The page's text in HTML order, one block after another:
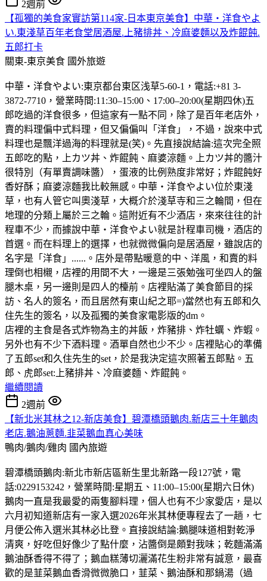
2週前
【孤獨的美食家實訪第114家-日本東京美食】中華・洋食やよ
い.東淺草百年老食堂居酒屋.上豬排丼、冷麻婆麵以及炸餛飩.
五郎打卡
關東-東京美食 國外旅遊
中華・洋食やよい:東京都台東区浅草5-60-1，電話:+81 3-
3872-7710，營業時間:11:30–15:00、17:00–20:00(星期四休)五
郎吃過的洋食很多，但這家有一點不同，除了是百年老店外，
賣的料理偏中式料理，但又偏偏叫「洋食」，不過，說來中式
料理也是飄洋過海的料理就是(笑)。先直接說結論:這次完全照
五郎吃的點，上カツ丼、炸餛飩、麻婆涼麵。上カツ丼的醬汁
很特別（有單賣調味醬），蛋液的比例熟度非常好；炸餛飩好
香好酥；麻婆涼麵我比較無感。中華・洋食やよい位於東淺
草，也有人管它叫奧淺草，大概介於淺草寺和三之輪間，但在
地理的分類上屬於三之輪。這附近有不少酒店，來來往往的計
程車不少，而據說中華・洋食やよい就是計程車司機，酒店的
首選。而在料理上的選擇，也就微微偏向是居酒屋，雖說店的
名字是「洋食」......。店外是帶點暖意的中、洋風，和賣的料
理倒也相櫬，店裡的用間不大，一邊是三張勉強可坐四人的盤
腿木桌，另一邊則是四人的檯前。店裡貼滿了美食節目的採
訪、名人的簽名，而且居然有東山紀之耶=)當然也有五郎和久
住先生的簽名，以及孤獨的美食家電影版的dm。
店裡的主食是各式炸物為主的丼飯，炸豬排、炸牡蠣、炸蝦。
另外也有不少下酒料理。酒單自然也少不少。店裡貼心的準備
了五郎set和久住先生的set，於是我決定這次照著五郎點。五
郎、虎郎set:上豬排丼、冷麻婆麵、炸餛飩。
繼續閱讀
2週前
【新北米其林之12-新店美食】碧潭橋頭鵝肉.新店三十年鵝肉
老店.鵝油蔥麵.韭菜鵝血真心美味
鴨肉/鵝肉/雞肉 國內旅遊
碧潭橋頭鵝肉:新北市新店區新生里北新路一段127號，電
話:0229153242，營業時間:星期五、11:00–15:00(星期六日休)
鵝肉一直是我最愛的兩隻腳料理，個人也有不少家愛店，是以
六月初知道新店有一家入選2026年米其林便專程去了一趟，七
月便公佈入選米其林必比登。直接說結論:鵝腿味道相對乾淨
清爽，好吃但好像少了點什麼，沾醬倒是頗對我味；乾麵滿滿
鵝油酥香得不得了；鵝血糕薄切灑滿花生粉非常有誠意，最喜
歡的是韮菜鵝血香滑微微脆口，韮菜、鵝油酥和那鍋湯（過